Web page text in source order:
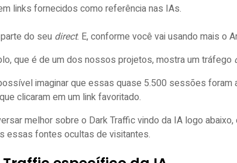
links fornecidos como referência nas IAs.
do seu direct. E, conforme você vai usando mais o
que é de um dos nossos projetos, mostra um tráfego
imaginar que essas quase 5.500 sessões
clicaram em um link favoritado.
melhor sobre o Dark Traffic vindo da IA logo
essas fontes ocultas de visitantes.